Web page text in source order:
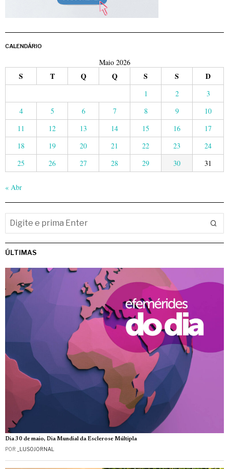
CALENDÁRIO
Maio 2026
S T Q Q S S D
1 2
3
4
5 6 7 8 9
10
11
12 13 14 15 16
17
18
19 20 21 22 23
24
25
26 27 28 29 30 31
« Abr
ÚLTIMAS
Dia 30 de maio, Dia Mundial da Esclerose Múltipla
POR _LUSOJORNAL